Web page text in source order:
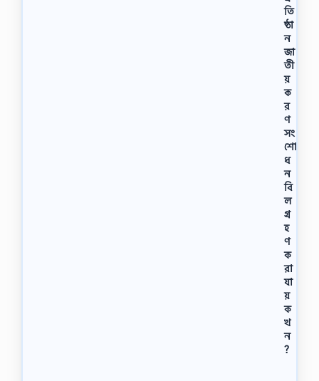
তি
ষ্ঠা
ন
জা
তী
য়
ক
র
ণ
সং
শো
ধ
ন
বি
ল
গ্র
হ
ণ
ক
রা
যা
য়
ক
খ
ন
?